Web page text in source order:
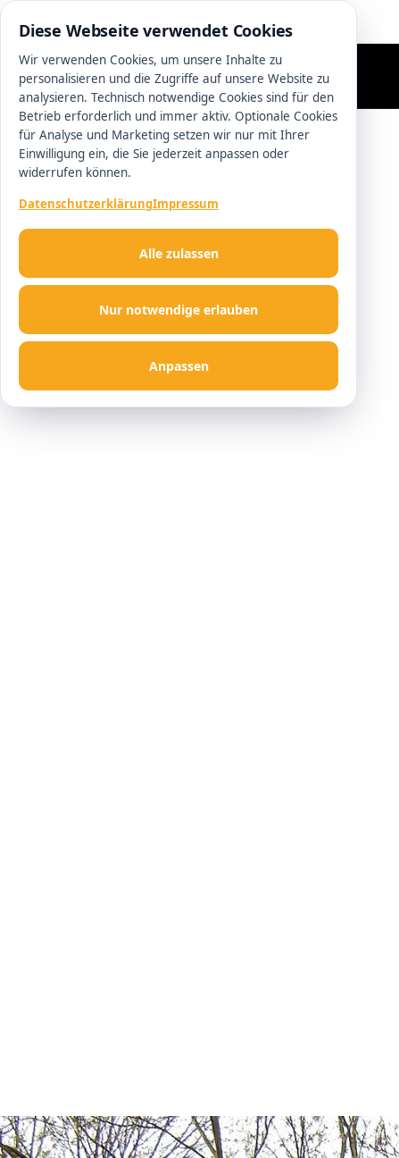
0511 13221100
Diese Webseite verwendet Cookies
Wir verwenden Cookies, um unsere Inhalte zu
personalisieren und die Zugriffe auf unsere Website zu
analysieren. Technisch notwendige Cookies sind für den
Betrieb erforderlich und immer aktiv. Optionale Cookies
für Analyse und Marketing setzen wir nur mit Ihrer
Einwilligung ein, die Sie jederzeit anpassen oder
widerrufen können.
DatenschutzerklärungImpressum
Nur notwendige erlauben
Anpassen
Alle zulassen